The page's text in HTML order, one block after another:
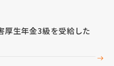
生年金3級を受給した